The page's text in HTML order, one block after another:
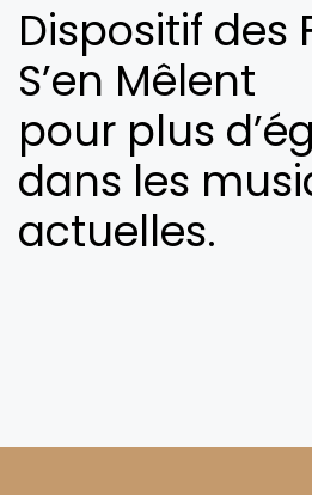
Dispositif des
S’en Mêlent
pour plus
dans les
actuelles.